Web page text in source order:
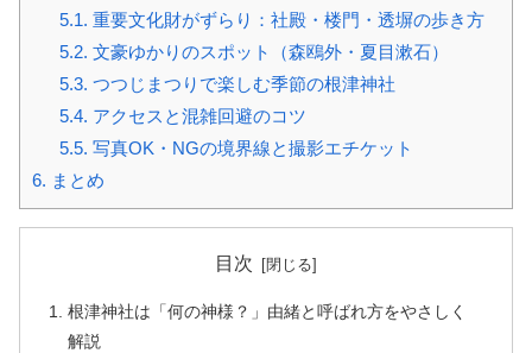
5.1. 重要文化財がずらり：社殿・楼門・透塀の歩き方
5.2. 文豪ゆかりのスポット（森鴎外・夏目漱石）
5.3. つつじまつりで楽しむ季節の根津神社
5.4. アクセスと混雑回避のコツ
5.5. 写真OK・NGの境界線と撮影エチケット
6. まとめ
目次
根津神社は「何の神様？」由緒と呼ばれ方をやさしく
解説